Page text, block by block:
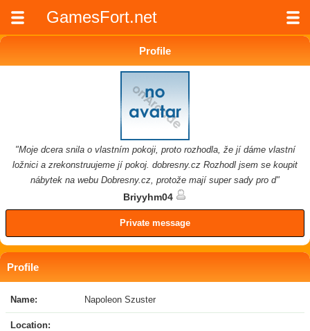
GamesFort.net
Profile
"Moje dcera snila o vlastním pokoji, proto rozhodla, že jí dáme vlastní
ložnici a zrekonstruujeme jí pokoj. dobresny.cz Rozhodl jsem se koupit
nábytek na webu Dobresny.cz, protože mají super sady pro d"
Briyyhm04
Private message
Profile
Name: Napoleon Szuster
Location: